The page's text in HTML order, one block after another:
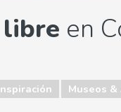
en
Museos &